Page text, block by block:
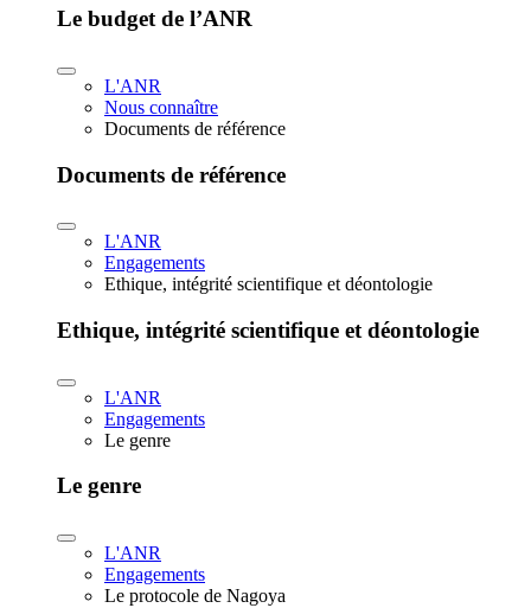
Le budget de l’ANR
L'ANR
Nous connaître
Documents de référence
Documents de référence
L'ANR
Engagements
Ethique, intégrité scientifique et déontologie
Ethique, intégrité scientifique et déontologie
L'ANR
Engagements
Le genre
Le genre
L'ANR
Engagements
Le protocole de Nagoya